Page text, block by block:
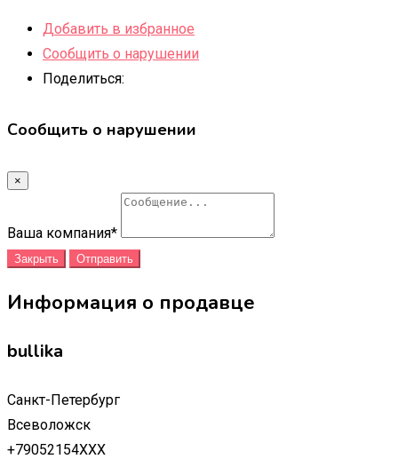
Добавить в избранное
Сообщить о нарушении
Поделиться:
Сообщить о нарушении
×
Ваша компания*
Закрыть Отправить
Информация о продавце
bullika
Санкт-Петербург
Всеволожск
+79052154XXX